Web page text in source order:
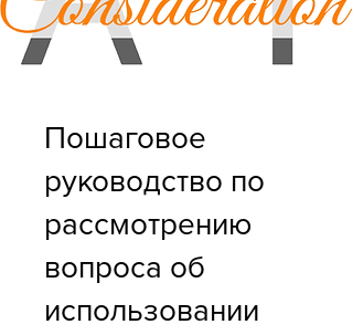
Пошаговое
руководство по
рассмотрению
вопроса об
использовании